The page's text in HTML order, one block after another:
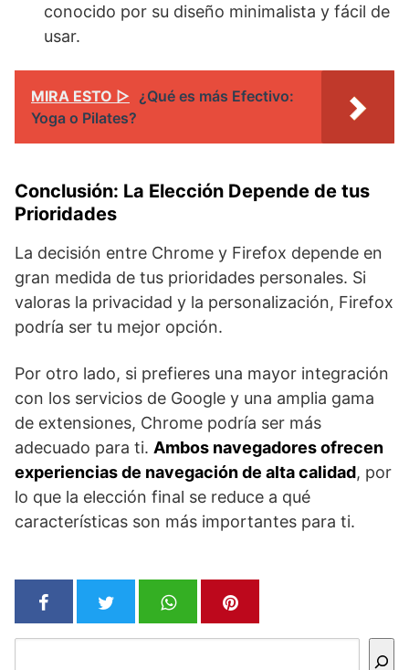
conocido por su diseño minimalista y fácil de
usar.
MIRA ESTO ▷ ¿Qué es más Efectivo:
Yoga o Pilates?
Conclusión: La Elección Depende de tus
Prioridades
La decisión entre Chrome y Firefox depende en
gran medida de tus prioridades personales. Si
valoras la privacidad y la personalización, Firefox
podría ser tu mejor opción.
Por otro lado, si prefieres una mayor integración
con los servicios de Google y una amplia gama
de extensiones, Chrome podría ser más
adecuado para ti. Ambos navegadores ofrecen
experiencias de navegación de alta calidad, por
lo que la elección final se reduce a qué
características son más importantes para ti.